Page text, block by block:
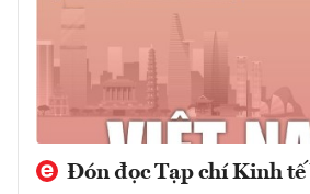
Đón đọc Tạp chí Kinh tế